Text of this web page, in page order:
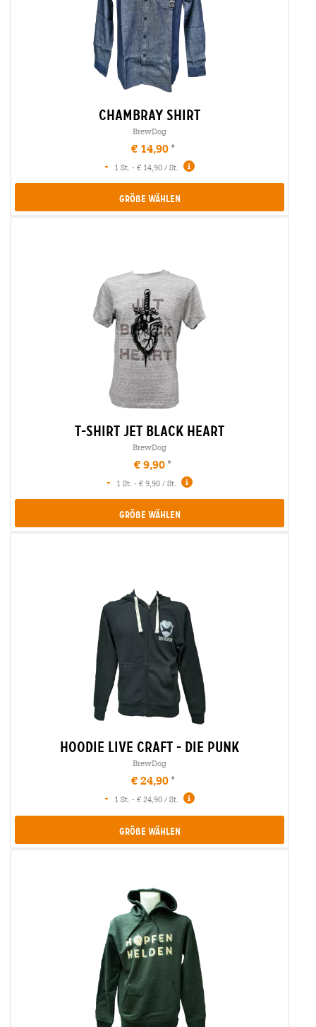
chambray shirt
BrewDog
€ 14,90
-
1 St. - € 14,90 / St.
Größe Wählen
t-shirt jet black heart
BrewDog
€ 9,90
-
1 St. - € 9,90 / St.
Größe Wählen
hoodie live craft - die punk
BrewDog
€ 24,90
-
1 St. - € 24,90 / St.
Größe Wählen